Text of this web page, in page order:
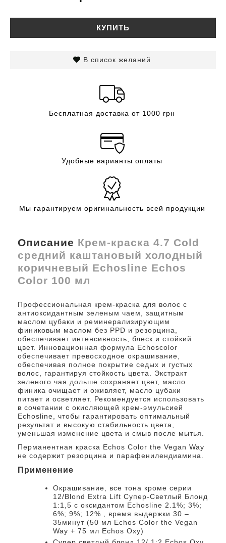
КУПИТЬ
В список желаний
Бесплатная доставка от 1000 грн
Удобные варианты оплаты
Мы гарантируем оригинальность всей продукции
Описание Крем-краска 4.7 Cold
средний каштановый холодный
коричневый Echosline Echos
Color 100 мл
Профессиональная крем-краска для волос с
антиоксидантным зеленым чаем, защитным
маслом цубаки и реминерализирующим
финиковым маслом без PPD и резорцина,
обеспечивает интенсивность, блеск и стойкий
цвет. Инновационная формула Echoscolor
обеспечивает превосходное окрашивание,
обеспечивая полное покрытие седых и густых
волос, гарантируя стойкость цвета. Экстракт
зеленого чая дольше сохраняет цвет, масло
финика очищает и оживляет, масло цубаки
питает и осветляет. Рекомендуется использовать
в сочетании с окисляющей крем-эмульсией
Echosline, чтобы гарантировать оптимальный
результат и высокую стабильность цвета,
уменьшая изменение цвета и смыв после мытья.
Перманентная краска Echos Color the Vegan Way
не содержит резорцина и парафенилендиамина.
Применение
Окрашивание, все тона кроме серии
12/Blond Extra Lift Супер-Светлый Блонд
1:1,5 с оксидантом Echosline 2.1%; 3%;
6%; 9%; 12% , время выдержки 30 –
35минут (50 мл Echos Color the Vegan
Way + 75 мл Echos Oxy)